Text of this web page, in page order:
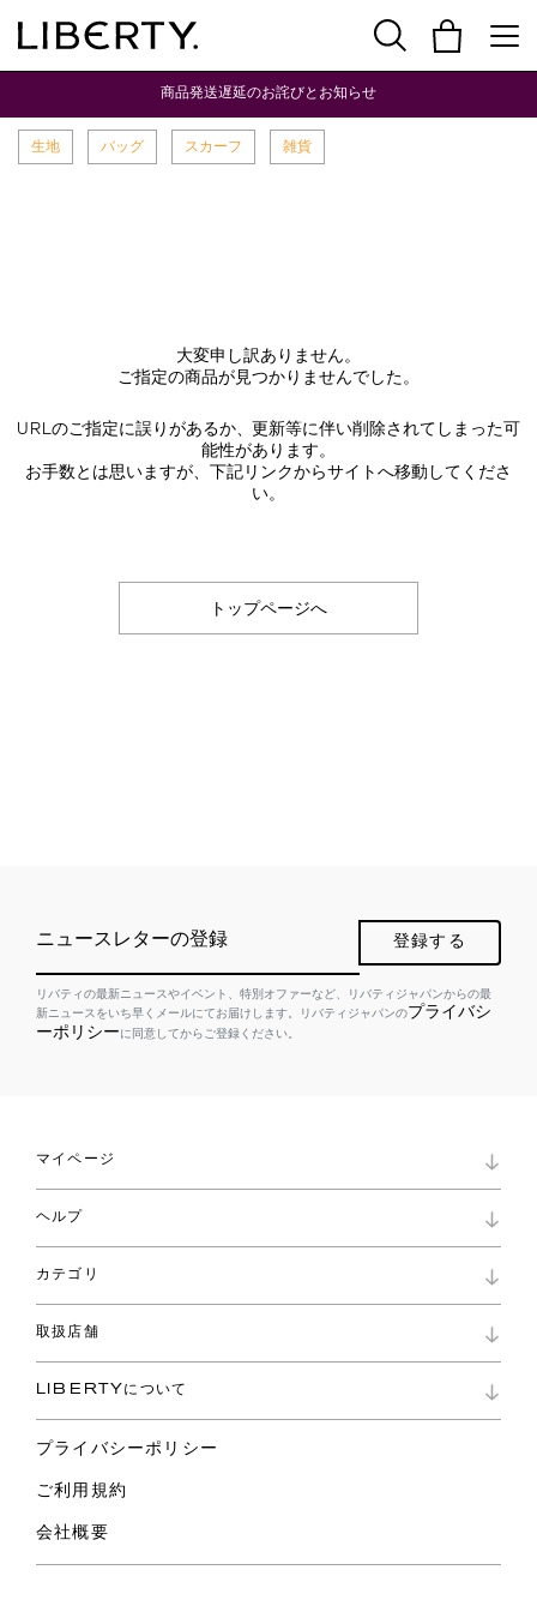
商品発送遅延のお詫びとお知らせ
生地 バッグ スカーフ 雑貨
大変申し訳ありません。
ご指定の商品が見つかりませんでした。
URLのご指定に誤りがあるか、更新等に伴い削除されてしまった可
能性があります。
お手数とは思いますが、下記リンクからサイトへ移動してくださ
い。
トップページへ
ニュースレターの登録 登録する
リバティの最新ニュースやイベント、特別オファーなど、リバティジャパンからの最
新ニュースをいち早くメールにてお届けします。リバティジャパンのプライバシ
ーポリシーに同意してからご登録ください。
マイページ
ロイヤリティプログラム
パスワード再設定
ショッピングバッグ
ヘルプ
お問い合わせ
よくあるご質問
ご利用ガイド
カテゴリ
コレクション
ファブリックス
バッグ
スカーフ
ウェア
ライフスタイル
スペシャル
取扱店舗
リバティ・ファブリックス
LIBERTYについて
プライバシーポリシー
ご利用規約
会社概要